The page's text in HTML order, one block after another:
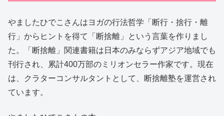
やましたひでこさんはヨガの行法哲学「断行・捨行・離
行」からヒントを得て「断捨離」という言葉を作りまし
た。「断捨離」関連書籍は日本のみならずアジア地域でも
刊行され、累計400万部のミリオンセラー作家です。現在
は、クラターコンサルタントとして、断捨離塾を運営され
ています。